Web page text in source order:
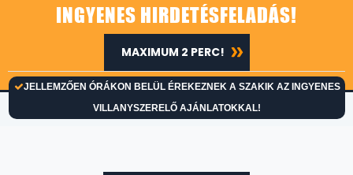
INGYENES HIRDETÉSFELADÁS!
JELLEMZŐEN ÓRÁKON BELÜL ÉREKEZNEK A SZAKIK AZ INGYENES
VILLANYSZERELŐ AJÁNLATOKKAL!
MAXIMUM 2 PERC!